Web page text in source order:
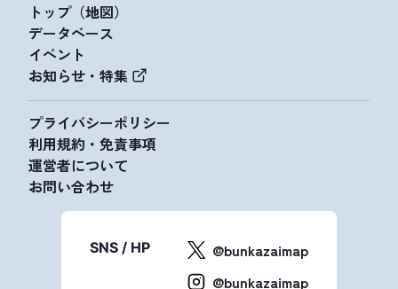
トップ（地図）
データベース
イベント
お知らせ・特集
プライバシーポリシー
利用規約・免責事項
運営者について
お問い合わせ
SNS / HP
@bunkazaimap
@bunkazaimap